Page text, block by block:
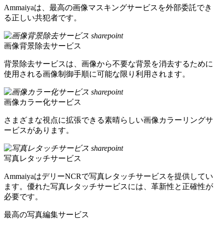
Ammaiyaは、最高の画像マスキングサービスを外部委託でき
る正しい共犯者です。
画像背景除去サービス
背景除去サービスは、画像から不要な背景を消去するために
使用される画像制御手順に可能な限り利用されます。
画像カラー化サービス
さまざまな視点に拡張できる素晴らしい画像カラーリングサ
ービスがあります。
写真レタッチサービス
AmmaiyaはデリーNCRで写真レタッチサービスを提供してい
ます。優れた写真レタッチサービスには、革新性と正確性が
必要です。
最高の写真編集サービス